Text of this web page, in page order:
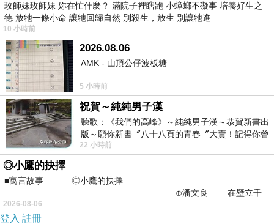
玫師妹玫師妹 妳在忙什麼？ 滿院子裡瞎跑 小蟑螂不礙事 培養好生之
德 放牠一條小命 讓牠回歸自然 別殺生，放生 別讓牠進
10 小時前
2026.08.06
AMK - 山頂公仔波板糖
5 小時前
祝賀～純純男子漢
聽歌：《我們的高峰》～純純男子漢～恭賀新書出
版～願你新書〞八十八頁的青春〞大賣！記得你曾
經在我的版留言…「好讚的圖^^感覺大家
22 小時前
◎小鷹的抉擇
■寓言故事 ◎小鷹的抉擇
⊕潘文良 在壁立千
仞的懸崖上，有一座遮天蔽
2026-08-06
登入 註冊